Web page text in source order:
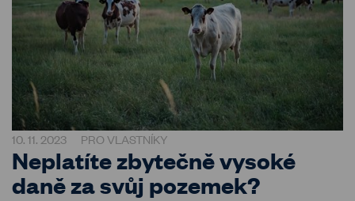
10. 11. 2023 PRO VLASTNÍKY
Neplatíte zbytečně vysoké
daně za svůj pozemek?